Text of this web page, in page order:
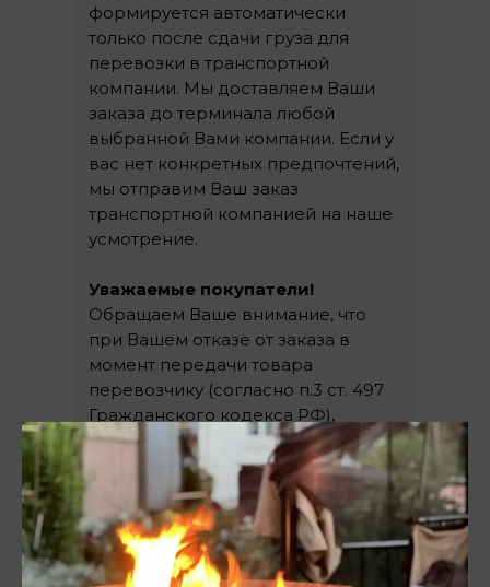
формируется автоматически
только после сдачи груза для
перевозки в транспортной
компании. Мы доставляем Ваши
заказа до терминала любой
выбранной Вами компании. Если у
вас нет конкретных предпочтений,
мы отправим Ваш заказ
транспортной компанией на наше
усмотрение.
Уважаемые покупатели!
Обращаем Ваше внимание, что
при Вашем отказе от заказа в
момент передачи товара
перевозчику (согласно п.3 ст. 497
Гражданского кодекса РФ),
стоимость доставки оплачивается
в полном объеме в любом случае.
1